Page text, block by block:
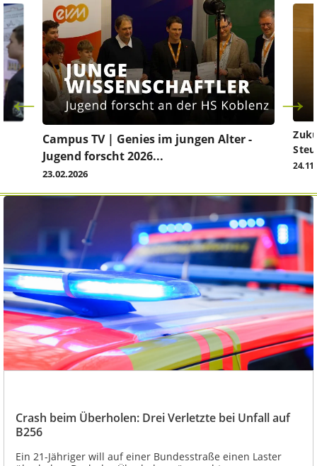
Campus TV | Genies im jungen Alter -
Jugend forscht 2026...
23.02.2026
Crash beim Überholen: Drei Verletzte bei Unfall auf
B256
Ein 21-Jähriger will auf einer Bundesstraße einen Laster